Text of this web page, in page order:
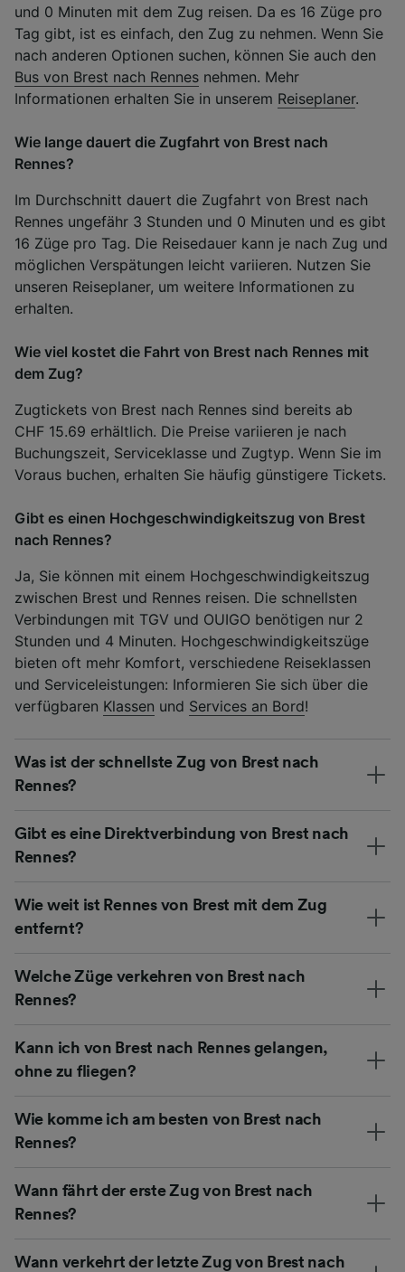
und 0 Minuten mit dem Zug reisen. Da es 16 Züge pro
Tag gibt, ist es einfach, den Zug zu nehmen. Wenn Sie
nach anderen Optionen suchen, können Sie auch den
Bus von Brest nach Rennes nehmen. Mehr
Informationen erhalten Sie in unserem Reiseplaner.
Wie lange dauert die Zugfahrt von Brest nach
Rennes?
Im Durchschnitt dauert die Zugfahrt von Brest nach
Rennes ungefähr 3 Stunden und 0 Minuten und es gibt
16 Züge pro Tag. Die Reisedauer kann je nach Zug und
möglichen Verspätungen leicht variieren. Nutzen Sie
unseren Reiseplaner, um weitere Informationen zu
erhalten.
Wie viel kostet die Fahrt von Brest nach Rennes mit
dem Zug?
Zugtickets von Brest nach Rennes sind bereits ab
CHF 15.69 erhältlich. Die Preise variieren je nach
Buchungszeit, Serviceklasse und Zugtyp. Wenn Sie im
Voraus buchen, erhalten Sie häufig günstigere Tickets.
Gibt es einen Hochgeschwindigkeitszug von Brest
nach Rennes?
Ja, Sie können mit einem Hochgeschwindigkeitszug
zwischen Brest und Rennes reisen. Die schnellsten
Verbindungen mit TGV und OUIGO benötigen nur 2
Stunden und 4 Minuten. Hochgeschwindigkeitszüge
bieten oft mehr Komfort, verschiedene Reiseklassen
und Serviceleistungen: Informieren Sie sich über die
verfügbaren Klassen und Services an Bord!
Was ist der schnellste Zug von Brest nach
Rennes?
Gibt es eine Direktverbindung von Brest nach
Rennes?
Wie weit ist Rennes von Brest mit dem Zug
entfernt?
Welche Züge verkehren von Brest nach
Rennes?
Kann ich von Brest nach Rennes gelangen,
ohne zu fliegen?
Wie komme ich am besten von Brest nach
Rennes?
Wann fährt der erste Zug von Brest nach
Rennes?
Wann verkehrt der letzte Zug von Brest nach